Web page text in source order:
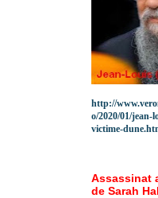
http://
o/2020/01/jean-
victime-
Assassinat
de Sarah